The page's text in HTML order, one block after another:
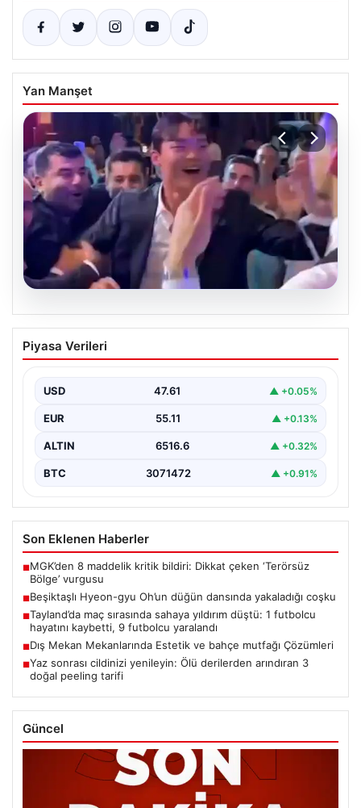
Yan Manşet
05.08.2026
Beşiktaşlı Hyeon-gyu Oh’un düğün
dansında yakaladığı coşku
düzenlediği düğünde sahneye çıkarak eğlenceli bir
dans performansı…
Piyasa Verileri
USD 47.61 ▲ +0.05%
EUR 55.11 ▲ +0.13%
ALTIN 6516.6 ▲ +0.32%
BTC 3071472 ▲ +0.91%
Son Eklenen Haberler
■MGK’den 8 maddelik kritik bildiri: Dikkat çeken ‘Terörsüz
Bölge’ vurgusu
■Beşiktaşlı Hyeon-gyu Oh’un düğün dansında yakaladığı coşku
■Tayland’da maç sırasında sahaya yıldırım düştü: 1 futbolcu
hayatını kaybetti, 9 futbolcu yaralandı
■Dış Mekan Mekanlarında Estetik ve bahçe mutfağı Çözümleri
■Yaz sonrası cildinizi yenileyin: Ölü derilerden arındıran 3
doğal peeling tarifi
Güncel